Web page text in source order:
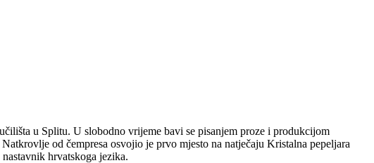
u Splitu. U slobodno vrijeme bavi se pisanjem proze i produkcijom
od čempresa osvojio je prvo mjesto na natječaju Kristalna pepeljara
hrvatskoga jezika.